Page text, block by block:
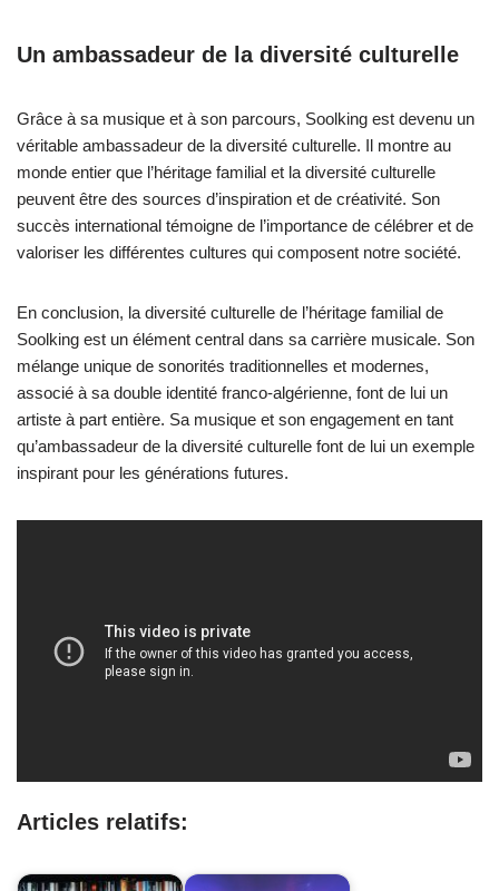
Un ambassadeur de la diversité culturelle
Grâce à sa musique et à son parcours, Soolking est devenu un
véritable ambassadeur de la diversité culturelle. Il montre au
monde entier que l’héritage familial et la diversité culturelle
peuvent être des sources d’inspiration et de créativité. Son
succès international témoigne de l’importance de célébrer et de
valoriser les différentes cultures qui composent notre société.
En conclusion, la diversité culturelle de l’héritage familial de
Soolking est un élément central dans sa carrière musicale. Son
mélange unique de sonorités traditionnelles et modernes,
associé à sa double identité franco-algérienne, font de lui un
artiste à part entière. Sa musique et son engagement en tant
qu’ambassadeur de la diversité culturelle font de lui un exemple
inspirant pour les générations futures.
Articles relatifs: